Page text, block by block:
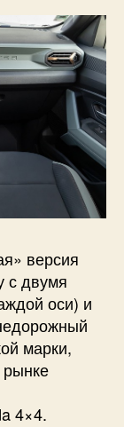
версия
с двумя
оси) и
марки,
4×4.